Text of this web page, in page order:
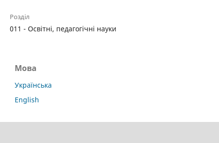
Розділ
011 - Освітні, педагогічні науки
Мова
Українська
English